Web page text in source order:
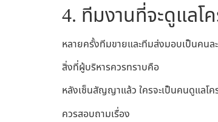
4. ทีมงานที่จะดูแลโ
หลายครั้งทีมขายและทีมส่งมอบเป็นคนล
สิ่งที่ผู้บริหารควรทราบคือ
หลังเซ็นสัญญาแล้ว ใครจะเป็นคนดูแลโค
ควรสอบถามเรื่อง